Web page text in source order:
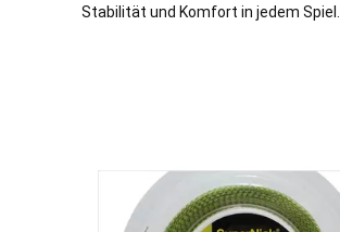
Stabilität und Komfort in jedem Spiel.